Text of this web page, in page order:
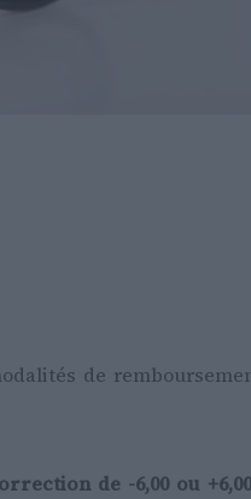
de
de -6,00 ou